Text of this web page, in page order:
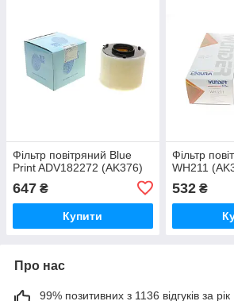
Фільтр повітряний Blue
Print ADV182272 (AK376)
647 ₴
Купити
Фільтр
WH211
532₴
Про нас
99% позитивних з 1136 відгуків за рік